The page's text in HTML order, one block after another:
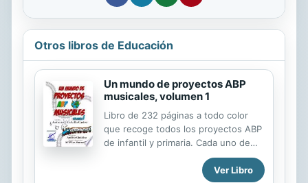
Otros libros de Educación
Un mundo de proyectos ABP
musicales, volumen 1
Libro de 232 páginas a todo color
que recoge todos los proyectos ABP
de infantil y primaria. Cada uno de
los proyectos cuenta con un
visualthinking especialmenteVer Libro